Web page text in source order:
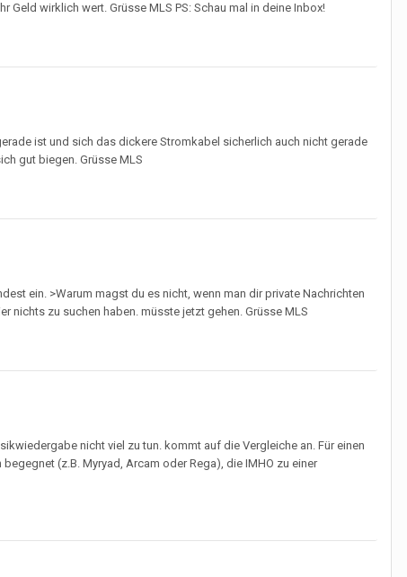
wirklich wert. Grüsse MLS PS: Schau mal in deine Inbox!
ist und sich das dickere Stromkabel sicherlich auch nicht gerade
gut biegen. Grüsse MLS
ein. >Warum magst du es nicht, wenn man dir private Nachrichten
nichts zu suchen haben. müsste jetzt gehen. Grüsse MLS
nicht viel zu tun. kommt auf die Vergleiche an. Für einen
(z.B. Myryad, Arcam oder Rega), die IMHO zu einer